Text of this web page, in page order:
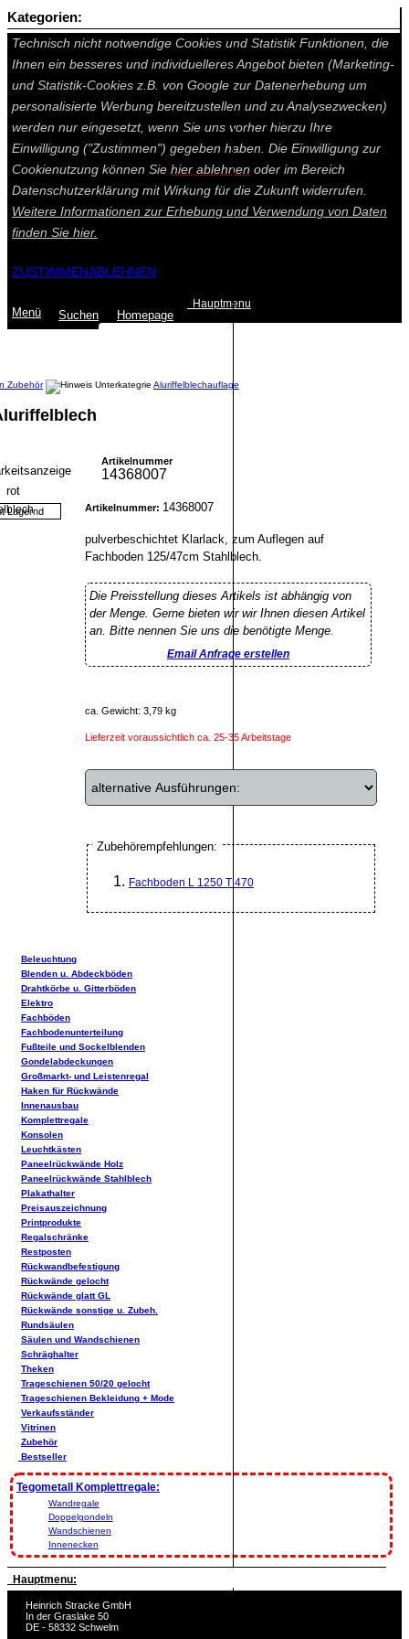
Auf dieser Seite werden technisch notwendige Cookies gesetzt.
Technisch nicht notwendige Cookies und Statistik Funktionen, die
Ihnen ein besseres und individuelleres Angebot bieten (Marketing-
und Statistik-Cookies z.B. von Google zur Datenerhebung um
personalisierte Werbung bereitzustellen und zu Analysezwecken)
werden nur eingesetzt, wenn Sie uns vorher hierzu Ihre
Einwilligung ("Zustimmen") gegeben haben. Die Einwilligung zur
Cookienutzung können Sie hier ablehnen oder im Bereich
Datenschutzerklärung mit Wirkung für die Zukunft widerrufen.
Weitere Informationen zur Erhebung und Verwendung von Daten
finden Sie hier.
ZUSTIMMENABLEHNEN
Menü Suchen Homepage
Hauptmenu
Zubehör
Aluriffelblechauflage
Lagernd
Artikelnummer
14368007
Artikelnummer: 14368007
pulverbeschichtet Klarlack, zum Auflegen auf
Fachboden 125/47cm Stahlblech.
Die Preisstellung dieses Artikels ist abhängig von
der Menge. Gerne bieten wir wir Ihnen diesen Artikel
an. Bitte nennen Sie uns die benötigte Menge.
Email Anfrage erstellen
ca. Gewicht: 3,79 kg
Lieferzeit voraussichtlich ca. 25-35 Arbeitstage
Zubehörempfehlungen:
Fachboden L 1250 T 470
Kategorien:
Beleuchtung
Blenden u. Abdeckböden
Drahtkörbe u. Gitterböden
Elektro
Fachböden
Fachbodenunterteilung
Fußteile und Sockelblenden
Gondelabdeckungen
Großmarkt- und Leistenregal
Haken für Rückwände
Innenausbau
Komplettregale
Konsolen
Leuchtkästen
Paneelrückwände Holz
Paneelrückwände Stahlblech
Plakathalter
Preisauszeichnung
Printprodukte
Regalschränke
Restposten
Rückwandbefestigung
Rückwände gelocht
Rückwände glatt GL
Rückwände sonstige u. Zubeh.
Rundsäulen
Säulen und Wandschienen
Schräghalter
Theken
Trageschienen 50/20 gelocht
Trageschienen Bekleidung + Mode
Verkaufsständer
Vitrinen
Zubehör
Bestseller
Tegometall Komplettregale:
Wandregale
Doppelgondeln
Wandschienen
Innenecken
Hauptmenu:
Heinrich Stracke GmbH
In der Graslake 50
DE - 58332 Schwelm